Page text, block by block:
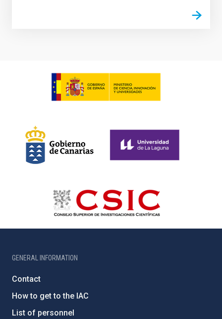
GENERAL INFORMATION
Contact
How to get to the IAC
List of personnel